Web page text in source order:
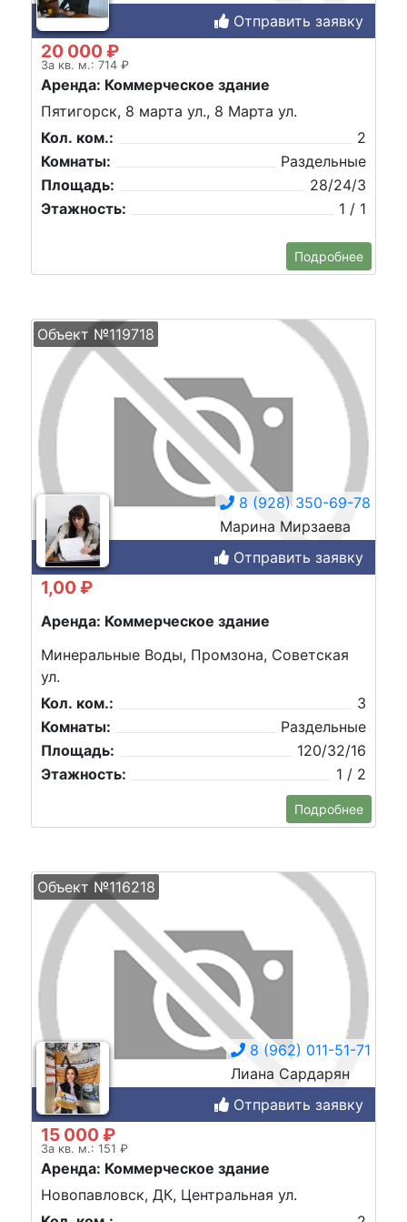
Отправить заявку
20 000 ₽
За кв. м.: 714 ₽
Аренда: Коммерческое здание
Пятигорск, 8 марта ул., 8 Марта ул.
Кол. ком.:
2
Комнаты:
Раздельные
Площадь:
28/24/3
Этажность:
1 / 1
Подробнее
Объект №119718
8 (928) 350-69-78
Марина Мирзаева
Отправить заявку
1,00 ₽
Аренда: Коммерческое здание
Минеральные Воды, Промзона, Советская
ул.
Кол. ком.:
3
Комнаты:
Раздельные
Площадь:
120/32/16
Этажность:
1 / 2
Подробнее
Объект №116218
8 (962) 011-51-71
Лиана Сардарян
Отправить заявку
15 000 ₽
За кв. м.: 151 ₽
Аренда: Коммерческое здание
Новопавловск, ДК, Центральная ул.